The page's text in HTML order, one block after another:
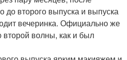
до второго выпуска и выпуска
вечеринка. Официально же
второй волны, как и был